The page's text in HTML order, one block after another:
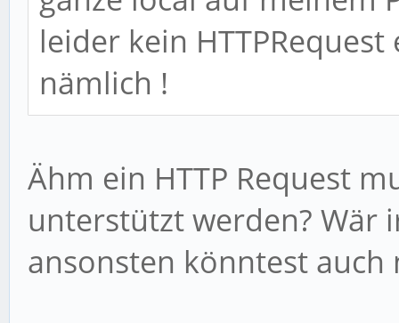
leider kein
nämlich !
Ähm ein HTTP Request
unterstützt werden? Wär
ansonsten könntest